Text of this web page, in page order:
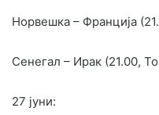
Норвешка – Франција
Сенегал – Ирак (21.00,
27 јуни: